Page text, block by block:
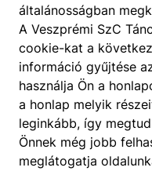
általánosságban
A Veszprémi SzC
cookie-kat a
információ gyűjtése
használja Ön a
a honlap melyik
leginkább, így
Önnek még jobb
meglátogatja